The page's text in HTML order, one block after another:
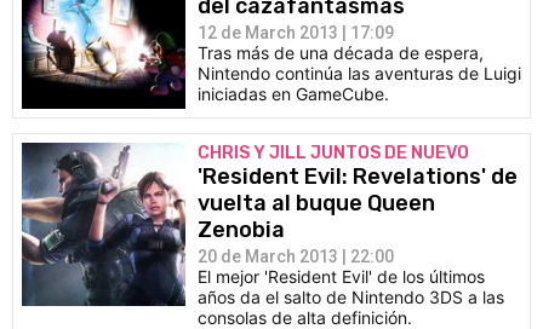
CÓMICS
MANGA
del cazafantasmas
12 de March 2013 | 17:09
Tras más de una década de espera,
Nintendo continúa las aventuras de Luigi
iniciadas en GameCube.
CHRIS Y JILL JUNTOS DE NUEVO
'Resident Evil: Revelations' de
vuelta al buque Queen
Zenobia
20 de March 2013 | 22:00
El mejor 'Resident Evil' de los últimos
años da el salto de Nintendo 3DS a las
consolas de alta definición.